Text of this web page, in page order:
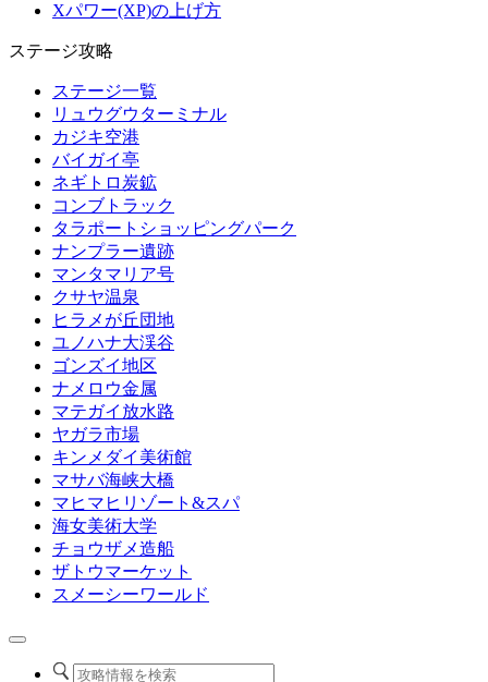
Xパワー(XP)の上げ方
ステージ攻略
ステージ一覧
リュウグウターミナル
カジキ空港
バイガイ亭
ネギトロ炭鉱
コンブトラック
タラポートショッピングパーク
ナンプラー遺跡
マンタマリア号
クサヤ温泉
ヒラメが丘団地
ユノハナ大渓谷
ゴンズイ地区
ナメロウ金属
マテガイ放水路
ヤガラ市場
キンメダイ美術館
マサバ海峡大橋
マヒマヒリゾート&スパ
海女美術大学
チョウザメ造船
ザトウマーケット
スメーシーワールド